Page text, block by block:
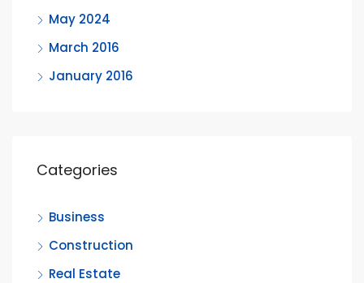
May 2024
March 2016
January 2016
Categories
Business
Construction
Real Estate